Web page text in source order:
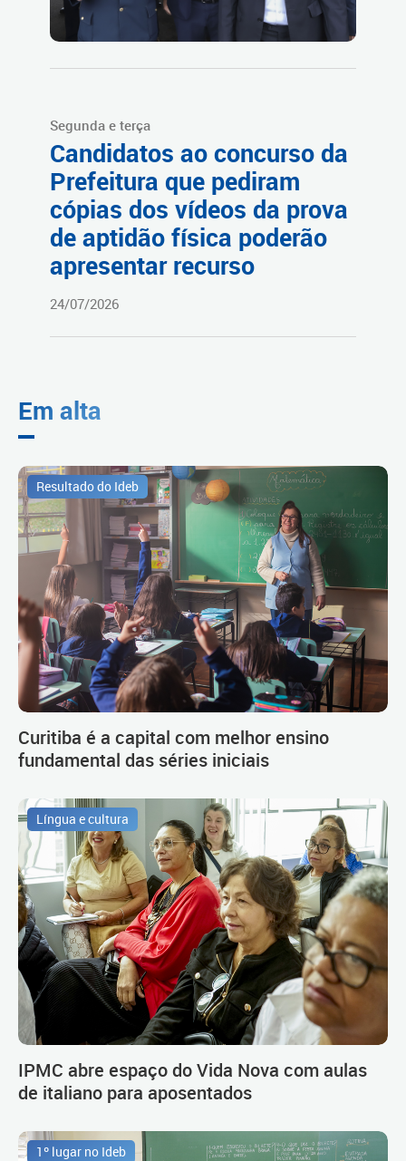
Segunda e terça
Candidatos ao concurso da
Prefeitura que pediram
cópias dos vídeos da prova
de aptidão física poderão
apresentar recurso
24/07/2026
Em alta
Resultado do Ideb
Curitiba é a capital com melhor ensino
fundamental das séries iniciais
Língua e cultura
IPMC abre espaço do Vida Nova com aulas
de italiano para aposentados
1º lugar no Ideb